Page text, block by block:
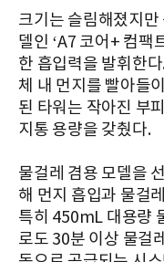
크기는 슬림해졌지
델인 ‘A7 코어+ 컴팩
한 흡입력을 발휘한
체 내 먼지를 빨아들
된 타워는 작아진 부
지통 용량을 갖췄다.
물걸레 겸용 모델을
해 먼지 흡입과 물걸
특히 450mL 대용량
로도 30분 이상 물걸